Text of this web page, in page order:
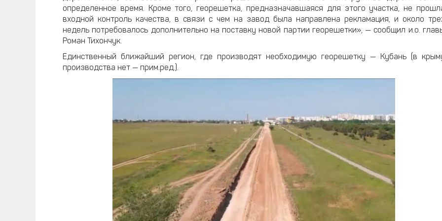
определенное время. Кроме того, георешетка, предназначавшаяся для этого участка, не
входной контроль качества, в связи с чем на завод была направлена рекламация, и около
недель потребовалось дополнительно на поставку новой партии георешетки», — сообщил и.о.
Роман Тихончук.
Единственный ближайший регион, где производят необходимую георешетку — Кубань (в
производства нет — прим.ред.).